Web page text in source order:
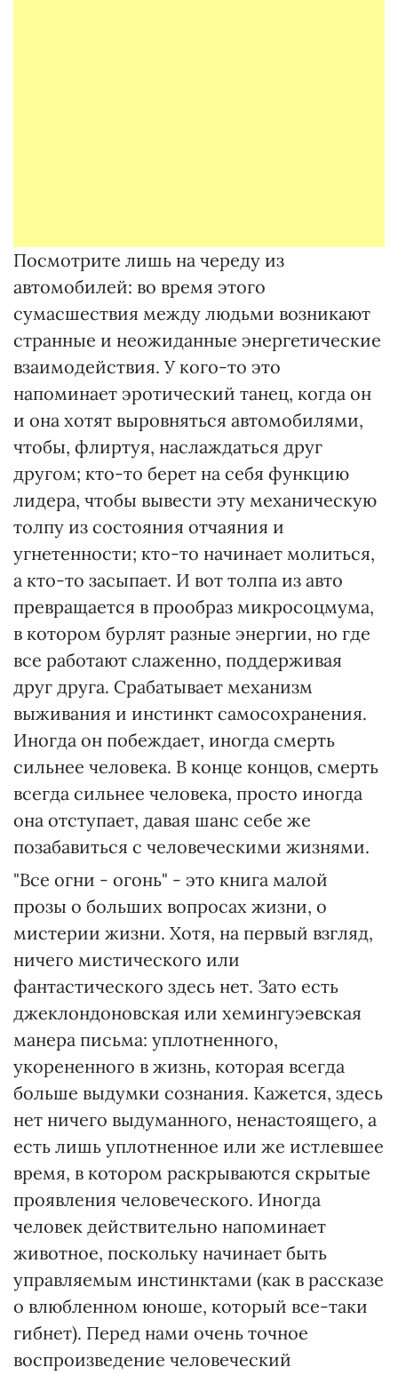
Посмотрите лишь на череду из
автомобилей: во время этого
сумасшествия между людьми возникают
странные и неожиданные энергетические
взаимодействия. У кого-то это
напоминает эротический танец, когда он
и она хотят выровняться автомобилями,
чтобы, флиртуя, наслаждаться друг
другом; кто-то берет на себя функцию
лидера, чтобы вывести эту механическую
толпу из состояния отчаяния и
угнетенности; кто-то начинает молиться,
а кто-то засыпает. И вот толпа из авто
превращается в прообраз микросоцмума,
в котором бурлят разные энергии, но где
все работают слаженно, поддерживая
друг друга. Срабатывает механизм
выживания и инстинкт самосохранения.
Иногда он побеждает, иногда смерть
сильнее человека. В конце концов, смерть
всегда сильнее человека, просто иногда
она отступает, давая шанс себе же
позабавиться с человеческими жизнями.
"Все огни - огонь" - это книга малой
прозы о больших вопросах жизни, о
мистерии жизни. Хотя, на первый взгляд,
ничего мистического или
фантастического здесь нет. Зато есть
джеклондоновская или хемингуэевская
манера письма: уплотненного,
укорененного в жизнь, которая всегда
больше выдумки сознания. Кажется, здесь
нет ничего выдуманного, ненастоящего, а
есть лишь уплотненное или же истлевшее
время, в котором раскрываются скрытые
проявления человеческого. Иногда
человек действительно напоминает
животное, поскольку начинает быть
управляемым инстинктами (как в рассказе
о влюбленном юноше, который все-таки
гибнет). Перед нами очень точное
воспроизведение человеческий